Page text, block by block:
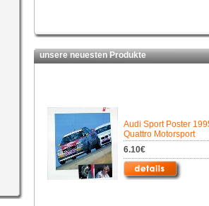
unsere neuesten Produkte
Audi Sport Poster
Quattro Motorsport
6.10€